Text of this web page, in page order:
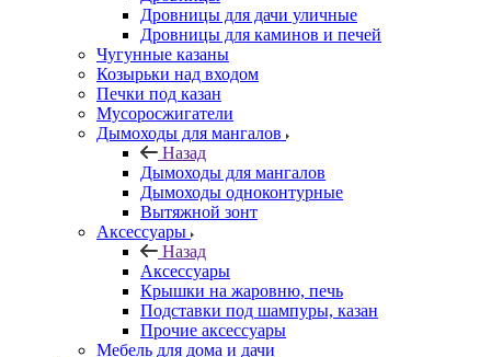
Дровницы для дачи уличные
Дровницы для каминов и печей
Чугунные казаны
Козырьки над входом
Печки под казан
Мусоросжигатели
Дымоходы для мангалов
Назад
Дымоходы для мангалов
Дымоходы одноконтурные
Вытяжной зонт
Аксессуары
Назад
Аксессуары
Крышки на жаровню, печь
Подставки под шампуры, казан
Прочие аксессуары
Мебель для дома и дачи